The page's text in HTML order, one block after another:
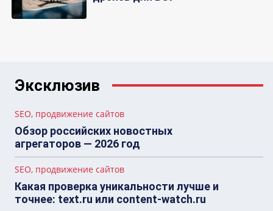
Эксклюзив
SEO, продвижение сайтов
Обзор российских новостных
агрегаторов — 2026 год
SEO, продвижение сайтов
Какая проверка уникальности лучше и
точнее: text.ru или content-watch.ru